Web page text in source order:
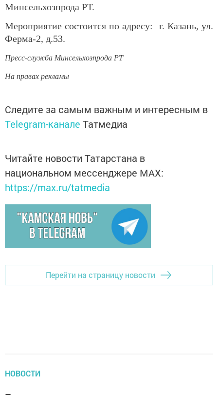
Минсельхозпрода РТ.
Мероприятие состоится по адресу: г. Казань, ул.
Ферма-2, д.53.
Пресс-служба Минсельхозпрода РТ
На правах рекламы
Следите за самым важным и интересным в
Telegram-канале Татмедиа
Читайте новости Татарстана в
национальном мессенджере MАХ:
https://max.ru/tatmedia
Перейти на страницу новости
НОВОСТИ